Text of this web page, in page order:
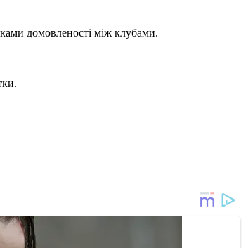
домовленості між клубами.